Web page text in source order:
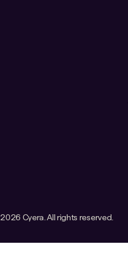
2026 Cyera. All rights reserved.